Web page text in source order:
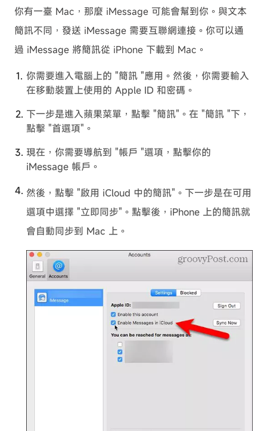
你有一臺 Mac，那麼 iMessage 可能會幫到你。與文本
簡訊不同，發送 iMessage 需要互聯網連接。你可以通
過 iMessage 將簡訊從 iPhone 下載到 Mac。
你需要進入電腦上的 "簡訊 "應用。然後，你需要輸入
在移動裝置上使用的 Apple ID 和密碼。
下一步是進入蘋果菜單，點擊 "簡訊"。在 "簡訊 "下，
點擊 "首選項"。
現在，你需要導航到 "帳戶 "選項，點擊你的
iMessage 帳戶。
然後，點擊 "啟用 iCloud 中的簡訊"。下一步是在可用
選項中選擇 "立即同步"。點擊後，iPhone 上的簡訊就
會自動同步到 Mac 上。